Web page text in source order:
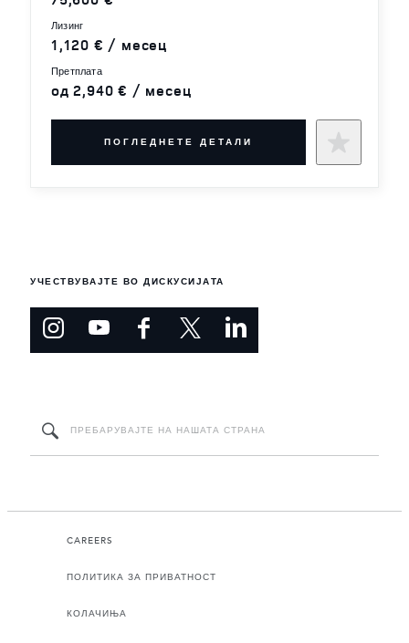
лизинг
1,120 € / месец
претплата
од 2,940 € / месец
ПОГЛЕДНЕТЕ ДЕТАЛИ
УЧЕСТВУВАЈТЕ ВО ДИСКУСИЈАТА
CAREERS
ПОЛИТИКА ЗА ПРИВАТНОСТ
КОЛАЧИЊА